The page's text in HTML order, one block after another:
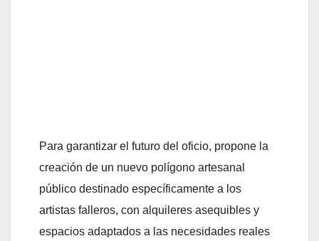
Para garantizar el futuro del oficio, propone la
creación de un nuevo polígono artesanal
público destinado específicamente a los
artistas falleros, con alquileres asequibles y
espacios adaptados a las necesidades reales